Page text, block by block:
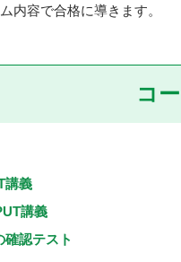
内容で合格に導きます。
コ
講義
講義
認テスト